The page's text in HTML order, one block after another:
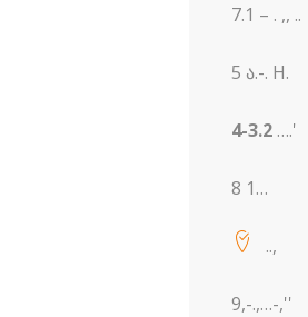
7.1 – . ,, ..
5 ა.-. H.
4-3.2 ….'
8 1…
..,
9,-.,…-,''